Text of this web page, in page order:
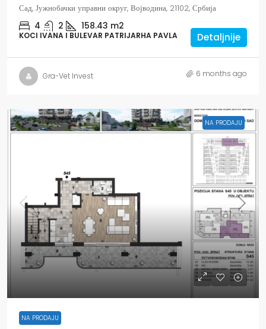
Сад, Јужнобачки управни округ, Војводина, 21102, Србија
4 2 158.43 m2
KOCI IVANA I BULEVAR PATRIJARHA PAVLA Detaljnije
Gra-Vet Invest 6 months ago
NA PRODAJU
NA PRODAJU